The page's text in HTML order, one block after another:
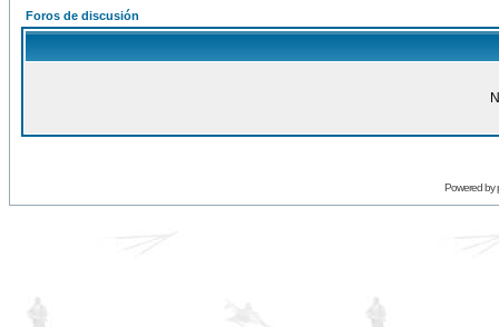
Foros de discusión
Powered by